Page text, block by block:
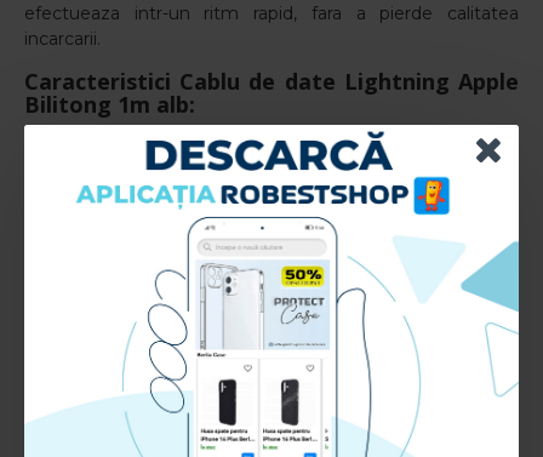
efectueaza intr-un ritm rapid, fara a pierde calitatea
incarcarii.
Caracteristici Cablu de date Lightning Apple
Bilitong 1m alb:
Producator: Bilitong
Interfata cablu USB - Lightning Apple
Culoare: alb
RECENZII CLIENTI:
Nu sunt recenzii la acest produs.
Adauga Recenzie